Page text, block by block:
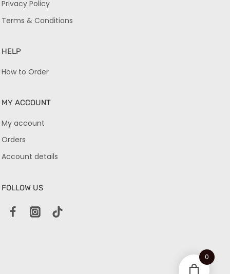
Privacy Policy
Terms & Conditions
HELP
How to Order
MY ACCOUNT
My account
Orders
Account details
FOLLOW US
0